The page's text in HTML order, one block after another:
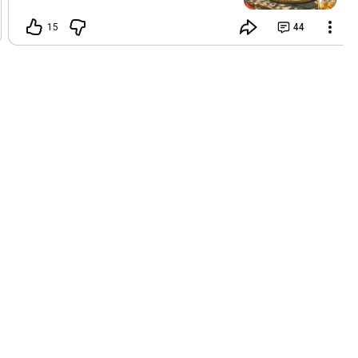
15 44